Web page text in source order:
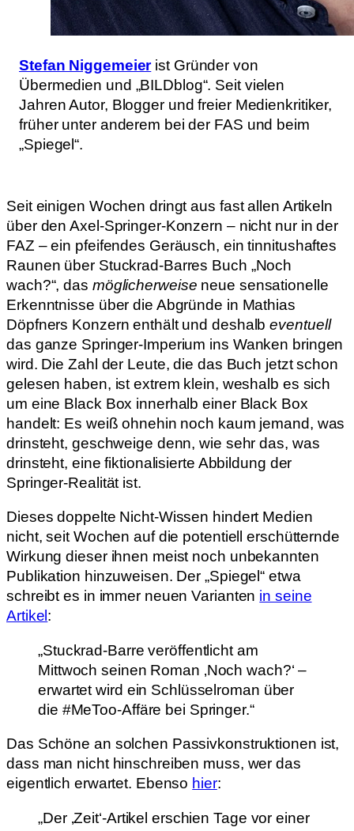
Stefan Niggemeierist Gründer von
Übermedien und „BILDblog“. Seit vielen
Jahren Autor, Blogger und freier Medienkritiker,
früher unter anderem bei der FAS und beim
„Spiegel“.
Seit einigen Wochen dringt aus fast allen Artikeln
über den Axel-Springer-Konzern – nicht nur in der
FAZ – ein pfeifendes Geräusch, ein tinnitushaftes
Raunen über Stuckrad-Barres Buch „Noch
wach?“, das möglicherweise neue sensationelle
Erkenntnisse über die Abgründe in Mathias
Döpfners Konzern enthält und deshalbeventuell
das ganze Springer-Imperium ins Wanken bringen
wird. Die Zahl der Leute, die das Buch jetzt schon
gelesen haben, ist extrem klein, weshalb es sich
um eine Black Box innerhalb einer Black Box
handelt: Es weiß ohnehin noch kaum jemand, was
drinsteht, geschweige denn, wie sehr das, was
drinsteht, eine fiktionalisierte Abbildung der
Springer-Realität ist.
Dieses doppelte Nicht-Wissen hindert Medien
nicht, seit Wochen auf die potentiell erschütternde
Wirkung dieser ihnen meist noch unbekannten
Publikation hinzuweisen. Der „Spiegel“ etwa
schreibt es in immer neuen Varianten in seine
Artikel :
„Stuckrad-Barre veröffentlicht am
Mittwoch seinen Roman ‚Noch wach?‘ –
erwartet wird ein Schlüsselroman über
die #MeToo-Affäre bei Springer.“
Das Schöne an solchen Passivkonstruktionen ist,
dass man nicht hinschreiben muss, wer das
eigentlich erwartet. Ebenso hier:
„Der ‚Zeit‘-Artikel erschien Tage vor einer